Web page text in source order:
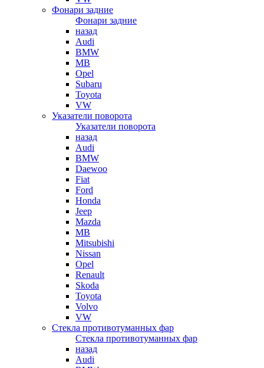
Фонари задние
Фонари задние
назад
Audi
BMW
MB
Opel
Subaru
Toyota
VW
Указатели поворота
Указатели поворота
назад
Audi
BMW
Daewoo
Fiat
Ford
Honda
Jeep
Mazda
MB
Mitsubishi
Nissan
Opel
Renault
Skoda
Toyota
Volvo
VW
Стекла противотуманных фар
Стекла противотуманных фар
назад
Audi